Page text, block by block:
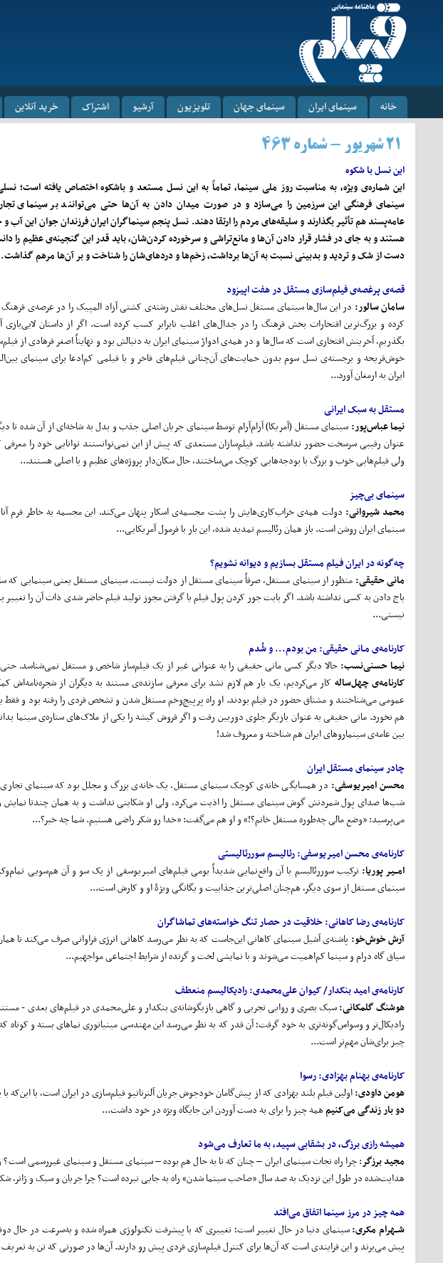
خانه سینمای ایران سینمای جهان تلویزیون آرشیو اشتراک خرید آنلاین
۲۱ شهریور - شماره ۴۶۳
این نسل با شکوه
این شماره‌ی ویژه، به مناسبت روز ملی سینما، تماماً به این نسل مستعد و باشکوه اختصاص یافته است؛
سینمای فرهنگی این سرزمین را میسازد و در صورت میدان دادن به آنها حتی میتوانند بر سینمای
عامهپسند هم تأثیر بگذارند و سلیقههای مردم را ارتقا دهند. نسل پنجم سینماگران ایران فرزندان جوان این آب
هستند و به جای در فشار قرار دادن آنها و مانعتراشی و سرخورده کردنشان، باید قدر این گنجینه‌ی عظیم را
دست از شک و تردید و بدبینی نسبت به آنها برداشت، زخمها و دردهایشان را شناخت و بر آنها مرهم گذاشت.
قصه‌ی پرغصه‌ی فیلم‌سازی مستقل در هفت اپیزود
سامان سالور: در این سال‌ها سینمای مستقل نسل‌های مختلف نقش رشته‌ی کشتی آزاد المپیک را در عرصه‌ی فرهنگ
کرده و بزرگ‌ترین افتخارات بخش فرهنگ را در جدال‌های اغلب نابرابر کسب کرده است. اگر از داستان لابی‌بازی
بگذریم، آخرینش افتخاری است که سال‌ها و در همه‌ی ادوارْ سینمای ایران به دنبالش بود و نهایتاً اصغر فرهادی از
خوش‌قریحه و برجسته‌ی نسل سوم بدون حمایت‌های آن‌چنانی فیلم‌های فاخر و با فیلمی کم‌ادعا برای سینمای
ایران به ارمغان آورد...
مستقل به سبک ایرانی
نیما عباس‌پور: سینمای مستقل (آمریکا) آرام‌آرام توسط سینمای جریان اصلی جذب و بدل به شاخه‌ای از آن شده تا
عنوان رقیبی سرسخت حضور نداشته باشد. فیلم‌سازان مستعدی که پیش از این نمی‌توانستند توانایی خود را معرفی
ولی فیلم‌هایی خوب و بزرگ با بودجه‌هایی کوچک می‌ساختند، حال سکان‌دار پروژه‌های عظیم و یا اصلی هستند...
سینمای بی‌چیز
محمد شیروانی:
سینمای ایران روشن است. باز‌‌ همان رئالیسم تمدید شده، این بار با فرمول آمریکایی...
چهگونه در ایران فـیلم مستقل بسازیم و دیوانه نشویم؟
مانی حقیقی: منظور از سینمای مستقل، صرفاً سینمای مستقل از دولت نیست. سینمای مستقل یعنی سینمایی که
باج دادن به کسی نداشته باشد. اگر بابت جور کردن پول فیلم یا گرفتن مجوز تولید فیلم حاضر شدی ذات آن را
نیستی...
کارنامه‌ی مـانی حقیقی: من بودم... و شُدم
نیما حسنی‌نسب: حالا دیگر کسی مانی حقیقی را به عنوانی غیر از یک فیلم‌ساز شاخص و مستقل نمی‌شناسد.
کارنامه‌ی چهل‌ساله کار می‌کردیم، یک بار هم لازم نشد برای معرفی سازنده‌ی مستند به دیگران از شجره‌نامه‌‌اش
عمومی می‌شناختند و مشتاق حضور در فیلم بودند. او راه پرپیچ‌وخم مستقل‌ شدن و تشخص فردی را رفته بود و فقط
هم نخورد. مانی حقیقی به عنوان بازیگر جلوی دوربین رفت و اگر فروش گیشه را یکی از ملاک‌های ستاره‌ی سینما
بین عامه‌ی سینماروهای ایران هم شناخته و معروف شد!
چادر سینمای مستقل ایران
محسن امیریوسفی: در همسایگی خانه‌ی کوچک سینمای مستقل، یک خانه‌ی بزرگ و مجلل بود که سینمای
شب‌ها صدای پول شمردنش گوش سینمای مستقل را اذیت می‌کرد، ولی او شکایتی نداشت و به همان چندتا
می‌پرسید: «وضع مالی چه‌طوره مستقل خانم؟!» و او هم می‌گفت: «خدا رو شکر راضی هستیم. شما چه خبر؟...
کارنامه‌ی محسن امیریوسفی:رئالیسم سوررئالیستی
امــیر پوریا:ترکیب سوررئالیسم با آن واقع‌نمایی شدیداً بومی فیلم‌های امیریوسفی از یک سو و آن هم‌سویی
سینمای مستقل از سوی دیگر، هم‌چنان اصلی‌ترین جذابیت و یگانگی ویژۀ او و کارش است...
کارنامه‌ی رضا کاهانی:خلاقیت در حصار تنگ خواسته‌های تماشاگران
آرش خوشخو: پاشنه‌ی آشیل سینمای کاهانی این‌جاست که به نظر می‌رسد کاهانی انرژی فراوانی صرف می‌کند تا
سیاق گاه درام و سینما کم‌اهمیت می‌شوند و با نمایشی لخت و گزنده از شرایط اجتماعی مواجهیم...
کارنامه‌ی امید بنکدار/ کیوان علیمحمدی:رادیکالیسم منعطف
هوشنگ گلمکانی:سبک بصری و روایی تجربی و گاهی بازیگوشانه‌ی بنکدار و علی‌محمدی در فیلم‌های بعدی -
رادیکال‌تر و وسواس‌گونه‌تری به خود گرفت؛ آن‌ قدر که به نظر می‌رسد این مهندسی مینیاتوری نماهای بسته و کوتاه که
چیز برای‌شان مهم‌تر است...
کارنامه‌ی بهنام بهزادی: رسوا
هومن داودی:اولین فیلم بلند بهزادی که از پیش‌گامان خودجوش جریان آلترناتیو فیلم‌سازی در ایران است، با
دو بار زندگی میکنیمهمه چیز را برای به دست آوردن این جایگاه ویژه در خود داشت...
همیشه رازی برزگ، در بشقابی سپید، به ما تعارف می‌شود
مجید برزگر: چرا راه نجات سینمای ایران – چنان که تا به حال هم بوده – سینمای مستقل و سینمای غیررسمی
هدایت‌شده در طول این نزدیک به صد سال «صاحب سینما شدن» راه به جایی نبرده است؟ چرا جریان و سبک و ژانر،
همه چیز در مرز سینما اتفاق می‌افتد
شــهرام مکری:سینمای دنیا در حال تغییر است؛ تغییری که با پیشرفت تکنولوژی همراه شده و به‌سرعت در حال
پیش می‌برند و این فرایندی است که آن‌ها برای کنترل فیلم‌سازی فردی پیش رو دارند. آن‌ها در صورتی که تن به